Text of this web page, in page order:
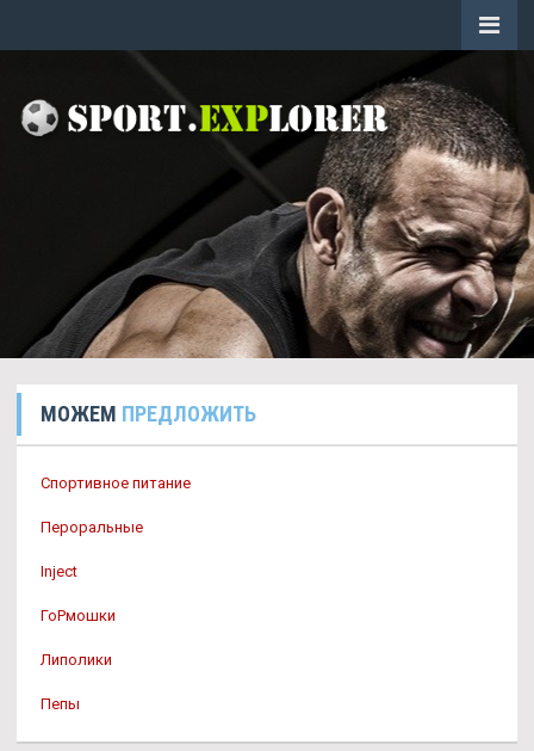
МОЖЕМ ПРЕДЛОЖИТЬ
Спортивное питание
Пероральные
Inject
ГоРмошки
Липолики
Пепы